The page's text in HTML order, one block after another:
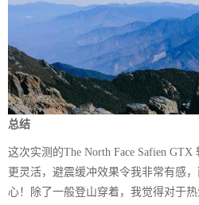
总结
这次实测的The North Face Safien
更灵活，避震缓冲效果令我非常有感
心！除了一般登山穿着，我觉得对于